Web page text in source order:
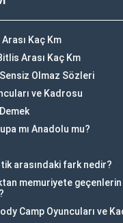
Kaç Km
Arası Kaç Km
Olmaz Sözleri
ve Kadrosu
mı Anadolu mu?
arasındaki fark nedir?
memuriyete
Camp Oyuncuları ve